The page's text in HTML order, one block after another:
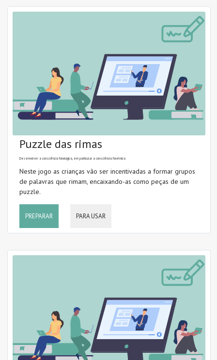
Puzzle das rimas
Desenvolver a consciência fonológica, em particular a consciência fonémica
Neste jogo as crianças vão ser incentivadas a formar grupos
de palavras que rimam, encaixando-as como peças de um
puzzle.
PREPARAR PARA USAR